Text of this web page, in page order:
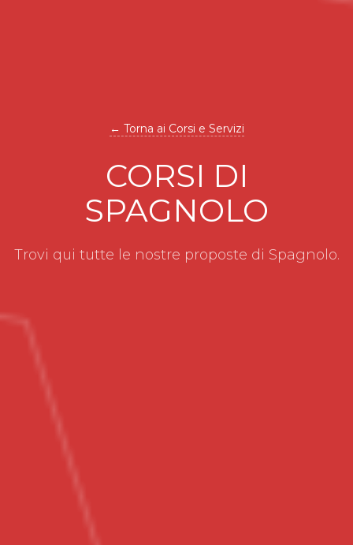
← Torna ai Corsi e Servizi
CORSI DI
SPAGNOLO
Trovi qui tutte le nostre proposte di Spagnolo.